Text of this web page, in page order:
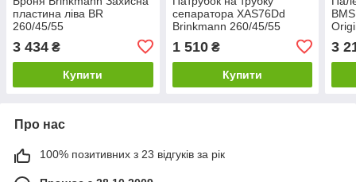
пластина ліва BR
260/45/55
3 434 ₴
Купити
сепаратора XAS76Dd
Brinkmann 260/45/55
1 510₴
Купити
3
Про нас
100% позитивних з 23 відгуків за рік